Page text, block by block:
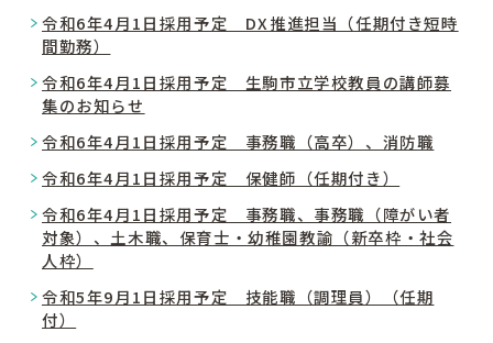
令和6年4月1日採用予定 DX推進担当（任期付き短時
間勤務）
令和6年4月1日採用予定 生駒市立学校教員の講師募
集のお知らせ
令和6年4月1日採用予定 事務職（高卒）、消防職
令和6年4月1日採用予定 保健師（任期付き）
令和6年4月1日採用予定 事務職、事務職（障がい者
対象）、土木職、保育士・幼稚園教諭（新卒枠・社会
人枠）
令和5年9月1日採用予定 技能職（調理員）（任期
付）